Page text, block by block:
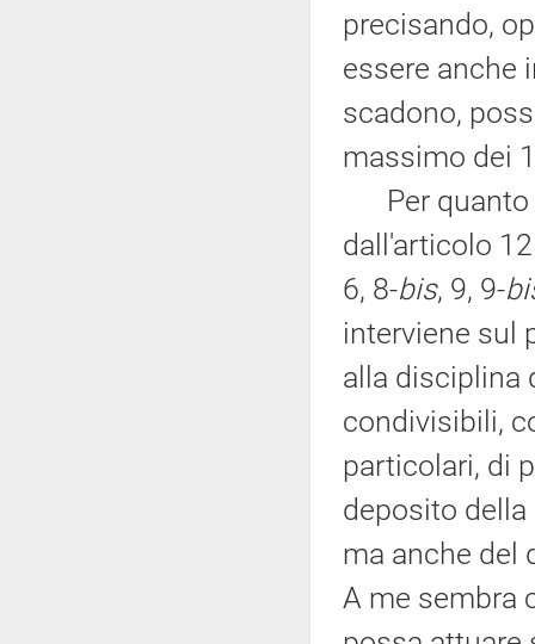
precisando,
essere anche
scadono,
massimo dei
Per quanto
dall'articolo
6, 8-bis, 9, 9-
interviene sul
alla disciplina
condivisibili,
particolari, di
deposito
ma anche del
A me sembra